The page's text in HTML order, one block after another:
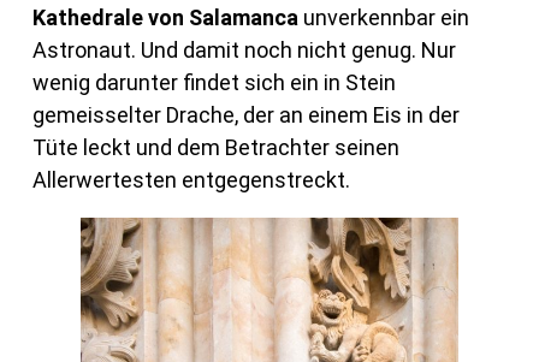
Kathedrale von Salamancaunverkennbar ein
Astronaut. Und damit noch nicht genug. Nur
wenig darunter findet sich ein in Stein
gemeisselter Drache, der an einem Eis in der
Tüte leckt und dem Betrachter seinen
Allerwertesten entgegenstreckt.